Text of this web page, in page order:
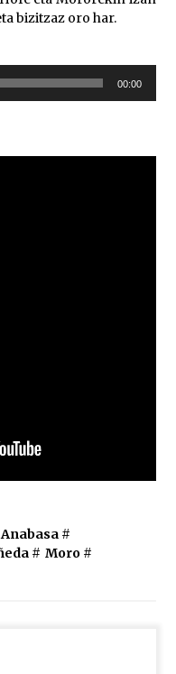
Itsas Martxa ospatuko
Boards Of Canada, Somak,
bizitzaz oro har.
00:00
Anabasa#
# Moro#